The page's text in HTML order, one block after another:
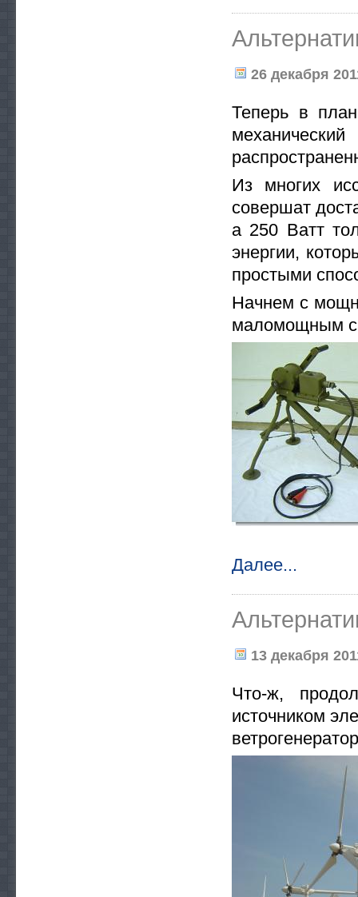
26 декабря
Теперь в
Из многих
совершат
а 250 Ватт
энергии,
простыми
Начнем с
маломощным
Далее...
13 декабря
Что-ж,
источником